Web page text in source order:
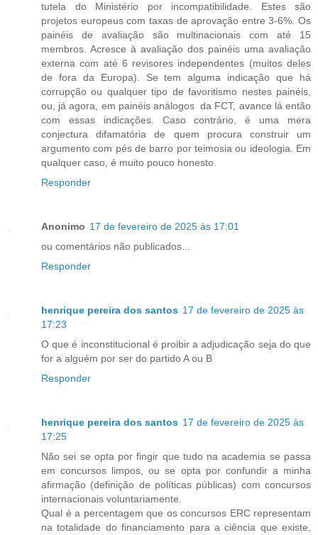
tutela do Ministério por incompatibilidade. Estes são
projetos europeus com taxas de aprovação entre 3-6%. Os
painéis de avaliação são multinacionais com até 15
membros. Acresce à avaliação dos painéis uma avaliação
externa com até 6 revisores independentes (muitos deles
de fora da Europa). Se tem alguma indicação que há
corrupção ou qualquer tipo de favoritismo nestes painéis,
ou, já agora, em painéis análogos da FCT, avance lá então
com essas indicações. Caso contrário, é uma mera
conjectura difamatória de quem procura construir um
argumento com pés de barro por teimosia ou ideologia. Em
qualquer caso, é muito pouco honesto.
Responder
Anonimo 17 de fevereiro de 2025 às 17:01
ou comentários não publicados...
Responder
henrique pereira dos santos 17 de fevereiro de 2025 às
17:23
O que é inconstitucional é proibir a adjudicação seja do que
for a alguém por ser do partido A ou B
Responder
henrique pereira dos santos 17 de fevereiro de 2025 às
17:25
Não sei se opta por fingir que tudo na academia se passa
em concursos limpos, ou se opta por confundir a minha
afirmação (definição de políticas públicas) com concursos
internacionais voluntariamente.
Qual é a percentagem que os concursos ERC representam
na totalidade do financiamento para a ciência que existe,